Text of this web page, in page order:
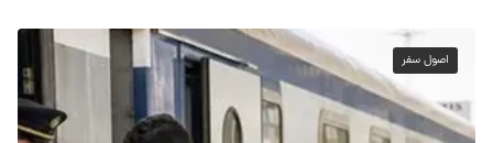
اصول سفر